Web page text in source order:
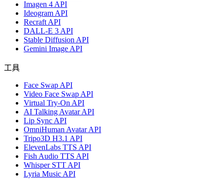
Imagen 4 API
Ideogram API
Recraft API
DALL-E 3 API
Stable Diffusion API
Gemini Image API
工具
Face Swap API
Video Face Swap API
Virtual Try-On API
AI Talking Avatar API
Lip Sync API
OmniHuman Avatar API
Tripo3D H3.1 API
ElevenLabs TTS API
Fish Audio TTS API
Whisper STT API
Lyria Music API